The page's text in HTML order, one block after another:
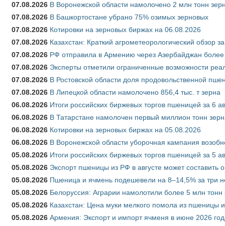
07.08.2026 В Воронежской области намолочено 2 млн тонн
07.08.2026 В Башкортостане убрано 75% озимых зерновых
07.08.2026 Котировки на зерновых биржах на 06.08.2026
07.08.2026 Казахстан: Краткий агрометеорологический обзор
07.08.2026 РФ отправила в Армению через Азербайджан более
07.08.2026 Эксперты отметили ограниченные возможности
07.08.2026 В Ростовской области доля продовольственной
07.08.2026 В Липецкой области намолочено 856,4 тыс. т зерна
06.08.2026 Итоги российских биржевых торгов пшеницей за 6
06.08.2026 В Татарстане намолочен первый миллион тонн
06.08.2026 Котировки на зерновых биржах на 05.08.2026
06.08.2026 В Воронежской области уборочная кампания
05.08.2026 Итоги российских биржевых торгов пшеницей за 5
05.08.2026 Экспорт пшеницы из РФ в августе может составить
05.08.2026 Пшеница и ячмень подешевели на 8–14,5% за три
05.08.2026 Белоруссия: Аграрии намолотили более 5 млн тонн
05.08.2026 Казахстан: Цена муки мелкого помола из пшеницы
05.08.2026 Армения: Экспорт и импорт ячменя в июне 2026